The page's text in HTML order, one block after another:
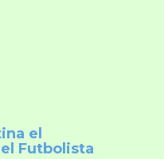
el
Futbolista